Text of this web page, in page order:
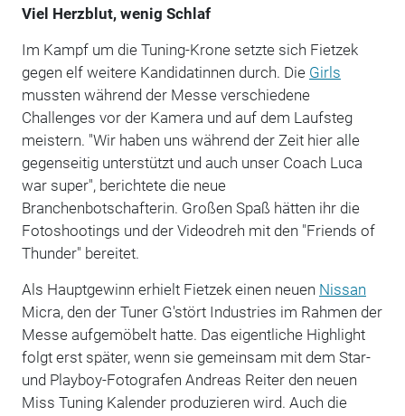
Viel Herzblut, wenig Schlaf
Im Kampf um die Tuning-Krone setzte sich Fietzek
gegen elf weitere Kandidatinnen durch. Die Girls
mussten während der Messe verschiedene
Challenges vor der Kamera und auf dem Laufsteg
meistern. "Wir haben uns während der Zeit hier alle
gegenseitig unterstützt und auch unser Coach Luca
war super", berichtete die neue
Branchenbotschafterin. Großen Spaß hätten ihr die
Fotoshootings und der Videodreh mit den "Friends of
Thunder" bereitet.
Als Hauptgewinn erhielt Fietzek einen neuen Nissan
Micra, den der Tuner G'stört Industries im Rahmen der
Messe aufgemöbelt hatte. Das eigentliche Highlight
folgt erst später, wenn sie gemeinsam mit dem Star-
und Playboy-Fotografen Andreas Reiter den neuen
Miss Tuning Kalender produzieren wird. Auch die